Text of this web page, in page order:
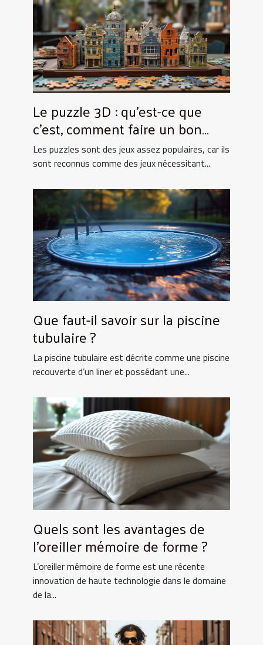
Le puzzle 3D : qu’est-ce que
c’est, comment faire un bon
choix ?
Les puzzles sont des jeux assez populaires, car ils
sont reconnus comme des jeux nécessitant...
Que faut-il savoir sur la piscine
tubulaire ?
La piscine tubulaire est décrite comme une piscine
recouverte d’un liner et possédant une...
Quels sont les avantages de
l’oreiller mémoire de forme ?
L’oreiller mémoire de forme est une récente
innovation de haute technologie dans le domaine
de la...